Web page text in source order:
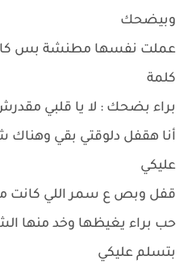
وبيضحك
عملت نفسها مطنشة بس
كلمة
براء بضحك : لا يا قلبي
أنا هقفل دلوقتي بقي
عليكي
قفل وبص ع سمر اللي كانت
حب براء يغيظها وخد منها
بتسلم عليكي